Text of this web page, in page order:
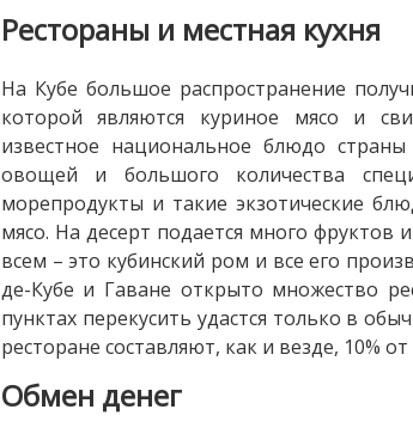
Рестораны и местная кухня
На Кубе большое распространение
которой являются куриное мясо и
известное национальное блюдо
овощей и большого количества
морепродукты и такие экзотические
мясо. На десерт подается много
всем – это кубинский ром и все его
де-Кубе и Гаване открыто множество
пунктах перекусить удастся только в
ресторане составляют, как и везде, 10%
Обмен денег